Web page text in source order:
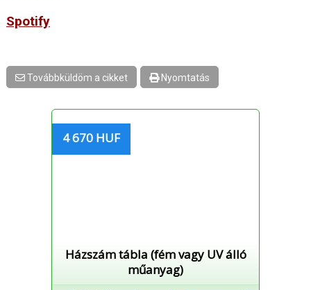
Spotify
Továbbküldöm a cikket Nyomtatás
4 670 HUF
Házszám tábla (fém vagy UV álló
műanyag)